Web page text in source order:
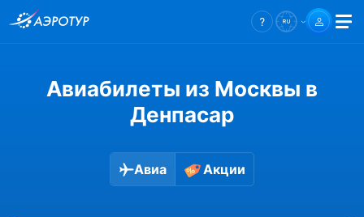
Авиабилеты из Москвы в
Денпасар
Авиа Акции